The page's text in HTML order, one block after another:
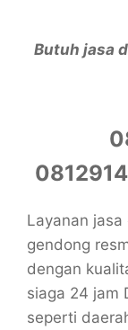
Butuh jasa
Layanan
gendong
dengan
siaga 24 jam
seperti